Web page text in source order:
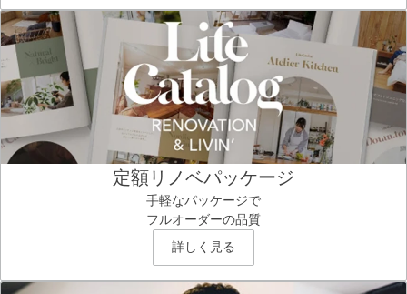
定額リノベパッケージ
手軽なパッケージで
フルオーダーの品質
詳しく見る